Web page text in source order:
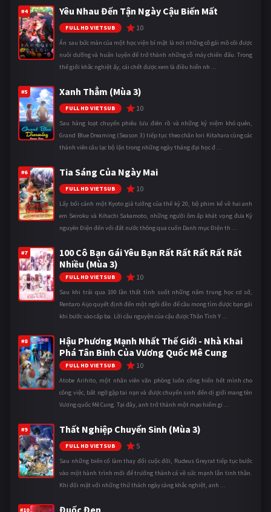
#4 Yêu Nhau Đến Tận Ngày Cậu Biến Mất
FULL HD VIETSUB 10
Ẩn sau bức màn của một học viện bí mật là nơi những cô gái mồ côi được
nuôi dưỡng và huấn luyện để trở thành những cỗ máy chiến đấu. Trong
thế giới khắc nghiệt ấy, cái chết được xem là điều hiển nh ...
#5 Xanh Thẳm (Mùa 3)
FULL HD VIETSUB 10
Sau hàng loạt chuyến phiêu lưu điên rồ và những kỷ niệm khó quên,
Grand Blue Dreaming (Season 3) tiếp tục theo chân Iori Kitahara cùng các
thành viên câu lạc bộ lặn trong những ngày tháng đại học đ ...
#6 Tia Sáng Của Ngày Mai
FULL HD VIETSUB 10
Lấy bối cảnh một Kyoto giả tưởng của thế kỷ 20, bộ phim kể về hai anh
em Seiroku và Kihachi Sakamoto, những người ôm ấp khát vọng đưa Kỷ
nguyên Điện đến với đất nước thông qua cuốn Danh mục Điện th ...
#7
100 Cô Bạn Gái Yêu Bạn Rất Rất Rất Rất Rất
Nhiều (Mùa 3)
FULL HD VIETSUB 10
Sau khi trải qua 100 lần thất tình suốt những năm trung học cơ sở,
Rentaro Aijo quyết định đến một ngôi đền để cầu mong tìm được bạn gái
khi bước vào cấp ba. Lời cầu nguyện của cậu được Thần Tình Y ...
#8
Hậu Phương Mạnh Nhất Thế Giới - Nhà Khai
Phá Tân Binh Của Vương Quốc Mê Cung
FULL HD VIETSUB 10
Atobe Arihito, một nhân viên văn phòng luôn cống hiến hết mình cho
công việc, bất ngờ gặp tai nạn và được chuyển sinh đến dị giới mang tên
Vương quốc Mê Cung. Tại đây, anh trở thành một mạo hiểm gi ...
#9 Thất Nghiệp Chuyển Sinh (Mùa 3)
FULL HD VIETSUB 5
Sau những biến cố làm thay đổi cuộc đời, Rudeus Greyrat tiếp tục bước
vào một hành trình mới để trưởng thành cả về sức mạnh lẫn tinh thần.
Khi đối mặt với những thử thách ngày càng khắc nghiệt, anh ...
#10 Đuốc Đen